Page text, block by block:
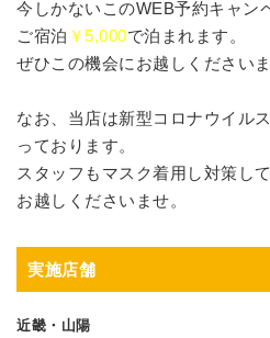
今しかないこのWEB予約キャン
ご宿泊 ￥5,000で泊まれます。
ぜひこの機会にお越しくださいま
なお、当店は新型コロナウイル
っております。
スタッフもマスク着用し対策し
お越しくださいませ。
実施店舗
近畿・山陽